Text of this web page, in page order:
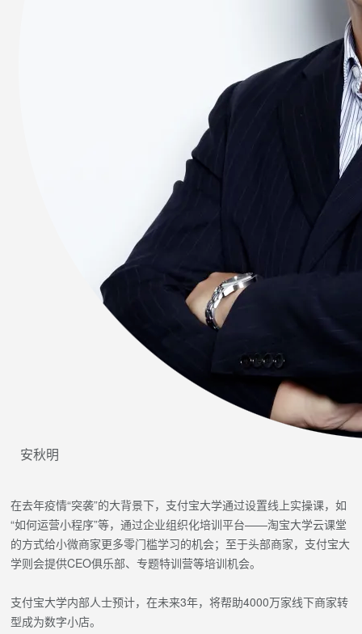
安秋明
在去年疫情“突袭”的大背景下，支付宝大学通过设置线上实操课，如
“如何运营小程序”等，通过企业组织化培训平台——淘宝大学云课堂
的方式给小微商家更多零门槛学习的机会；至于头部商家，支付宝大
学则会提供CEO俱乐部、专题特训营等培训机会。
支付宝大学内部人士预计，在未来3年，将帮助4000万家线下商家转
型成为数字小店。